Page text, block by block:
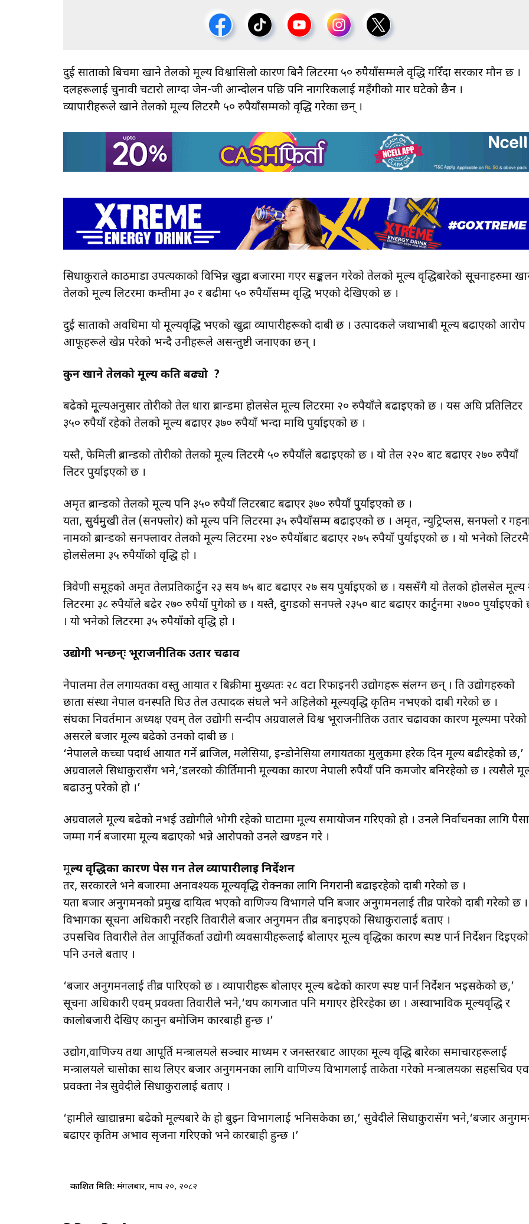
दुई साताको बिचमा खाने तेलको मूल्य विश्वासिलो कारण बिनै लिटरमा ५० रुपैयाँसम्मले वृद्धि गरिँदा सरकार मौन छ ।
दलहरूलाई चुनावी चटारो लाग्दा जेन-जी आन्दोलन पछि पनि नागरिकलाई महँगीको मार घटेको छैन ।
व्यापारीहरूले खाने तेलको मूल्य लिटरमै ५० रुपैयाँसम्मको वृद्धि गरेका छन् ।
सिधाकुराले काठमाडौँ उपत्यकाको विभिन्न खुद्रा बजारमा गएर सङ्कलन गरेको तेलको मूल्य वृद्धिबारेको सूूचनाहरुमा
तेलको मूल्य लिटरमा कम्तीमा ३० र बढीमा ५० रुपैयाँसम्म वृद्धि भएको देखिएको छ ।
दुई साताको अवधिमा यो मूल्यवृद्धि भएको खुद्रा व्यापारीहरूको दाबी छ । उत्पादकले जथाभाबी मूल्य बढाएको आरोप
आफूहरूले खेप्न परेको भन्दै उनीहरूले असन्तुष्टी जनाएका छन् ।
कुन खाने तेलको मूल्य कति बढ्यो ?
बढेको मूूल्यअनुसार तोरीको तेल धारा ब्रान्डमा होलसेल मूल्य लिटरमा २० रुपैयाँले बढाइएको छ । यस अघि प्रतिलिटर
३५० रुपैयाँ रहेको तेलको मूल्य बढाएर ३७० रुपैयाँ भन्दा माथि पुर्याइएको छ ।
यस्तै, फेमिली ब्रान्डको तोरीको तेलको मूल्य लिटरमै ५० रुपैयाँले बढाइएको छ । यो तेल २२० बाट बढाएर २७० रुपैयाँ
लिटर पुर्याइएको छ ।
अमृत ब्रान्डको तेलको मूल्य पनि ३५० रुपैयाँ लिटरबाट बढाएर ३७० रुपैयाँ पुुर्याइएको छ ।
यता, सुुर्यमुुखी तेल (सनफ्लोर) को मूल्य पनि लिटरमा ३५ रुपैयाँसम्म बढाइएको छ । अमृत, न्युट्रिप्लस, सनफ्लो र
नामको ब्रान्डको सनफ्लावर तेलको मूल्य लिटरमा २४० रुपैयाँबाट बढाएर २७५ रुपैयाँ पुर्याइएको छ । यो भनेको लिटरमै
होलसेलमा ३५ रुपैयाँको वृद्धि हो ।
त्रिवेणी समूहको अमृत तेलप्रतिकार्टुन २३ सय ७५ बाट बढाएर २७ सय पुर्याइएको छ । यससँगै यो तेलको होलसेल मूल्य
लिटरमा ३८ रुपैयाँले बढेर २७० रुपैयाँ पुगेको छ । यस्तै, दुगडको सनफ्ले २३५० बाट बढाएर कार्टुनमा २७०० पुर्याइएको
। यो भनेको लिटरमा ३५ रुपैयाँको वृद्धि हो ।
उद्योगी भन्छन्ः भूराजनीतिक उतार चढाव
नेपालमा तेल लगायतका वस्तु आयात र बिक्रीमा मुख्यतः २८ वटा रिफाइनरी उद्योगहरू संलग्न छन् । ति उद्योगहरुको
छाता संस्था नेपाल वनस्पति घिउ तेल उत्पादक संघले भने अहिलेको मूल्यवृद्धि कृतिम नभएको दाबी गरेको छ ।
संघका निवर्तमान अध्यक्ष एवम् तेल उद्योगी सन्दीप अग्रवालले विश्व भूराजनीतिक उतार चढावका कारण मूल्यमा परेको
असरले बजार मूल्य बढेको उनको दाबी छ ।
‘नेपालले कच्चा पदार्थ आयात गर्ने ब्राजिल, मलेसिया, इन्डोनेसिया लगायतका मुलुकमा हरेक दिन मूल्य बढीरहेको छ,’
अग्रवालले सिधाकुरासँग भने,‘डलरको कीर्तिमानी मूल्यका कारण नेपाली रुपैयाँ पनि कमजोर बनिरहेको छ । त्यसैले
बढाउनु परेको हो ।’
अग्रवालले मूल्य बढेको नभई उद्योगीले भोगी रहेको घाटामा मूल्य समायोजन गरिएको हो । उनले निर्वाचनका लागि पैसा
जम्मा गर्न बजारमा मूल्य बढाएको भन्ने आरोपको उनले खण्डन गरे ।
मूल्य वृद्धिका कारण पेस गर्न तेल व्यापारीलाई निर्देशन
तर, सरकारले भने बजारमा अनावश्यक मूल्यवृद्धि रोक्नका लागि निगरानी बढाइरहेको दाबी गरेको छ ।
यता बजार अनुगमनको प्रमुख दायित्व भएको वाणिज्य विभागले पनि बजार अनुगमनलाई तीव्र पारेको दाबी गरेको छ ।
विभागका सूचना अधिकारी नरहरि तिवारीले बजार अनुगमन तीव्र बनाइएको सिधाकुरालाई बताए ।
उपसचिव तिवारीले तेल आपूर्तिकर्ता उद्योगी व्यवसायीहरूलाई बोलाएर मूल्य वृद्धिका कारण स्पष्ट पार्न निर्देशन दिइएको
पनि उनले बताए ।
‘बजार अनुगमनलाई तीव्र पारिएको छ । व्यापारीहरू बोलाएर मूल्य बढेको कारण स्पष्ट पार्न निर्देशन भइसकेको छ,’
सूचना अधिकारी एवम् प्रवक्ता तिवारीले भने,‘थप कागजात पनि मगाएर हेरिरहेका छौँ । अस्वाभाविक मूल्यवृद्धि र
कालोबजारी देखिए कानुन बमोजिम कारबाही हुन्छ ।’
उद्योग,वाणिज्य तथा आपूर्ति मन्त्रालयले सञ्चार माध्यम र जनस्तरबाट आएका मूल्य वृद्धि बारेका समाचारहरूलाई
मन्त्रालयले चासोका साथ लिएर बजार अनुगमनका लागि वाणिज्य विभागलाई ताकेता गरेको मन्त्रालयका सहसचिव
प्रवक्ता नेत्र सुवेदीले सिधाकुरालाई बताए ।
‘हामीले खाद्यान्नमा बढेको मूल्यबारे के हो बुझ्न विभागलाई भनिसकेका छौँ,’ सुवेदीले सिधाकुरासँग भने,‘बजार
बढाएर कृतिम अभाव सृजना गरिएको भने कारबाही हुन्छ ।’
प्रकाशित मिति: मंगलबार, माघ २०, २०८२